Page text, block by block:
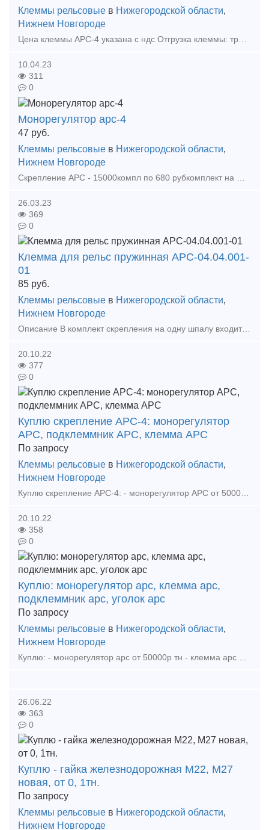
Клеммы рельсовые в Нижегородской области,
Нижнем Новгороде
10.04.23
311
0
Монорегулятор арс-4
47 руб.
Клеммы рельсовые в Нижегородской области,
Нижнем Новгороде
26.03.23
369
0
Клемма для рельс пружинная АРС-04.04.001-
01
85 руб.
Клеммы рельсовые в Нижегородской области,
Нижнем Новгороде
Описание В комплект скрепления на одну шпалу входит 4 клеммы АРС4. Клемма АРС изготовляется из стального прута d-16 / d-17 мм, марок 60С2А, 60С2ХА, 60С2ФХА. Область при
20.10.22
377
0
Куплю скрепление АРС-4: монорегулятор
АРС, подклеммник АРС, клемма АРС
По запросу
Клеммы рельсовые в Нижегородской области,
Нижнем Новгороде
Куплю скрепление АРС-4: - монорегулятор АРС от 50000р тн - подклеммник АРС от 40000р тн - клемма АРС от 40000р тн - уголок АРС от 4р шт - прокладка ЦП-204 АРС от 20р шт
20.10.22
358
0
Куплю: монорегулятор арс, клемма арс,
подклеммник арс, уголок арс
По запросу
Клеммы рельсовые в Нижегородской области,
Нижнем Новгороде
Куплю: - монорегулятор арс от 50000р тн - клемма арс от 45000р тн - подклеммник арс от 40000р тн - уголок арс от 4р шт - прокладка ЦП204 арс от 20р шт - шпала арс цена до
26.06.22
363
0
Куплю - гайка железнодорожная М22, М27
новая, от 0, 1тн.
По запросу
Клеммы рельсовые в Нижегородской области,
Нижнем Новгороде